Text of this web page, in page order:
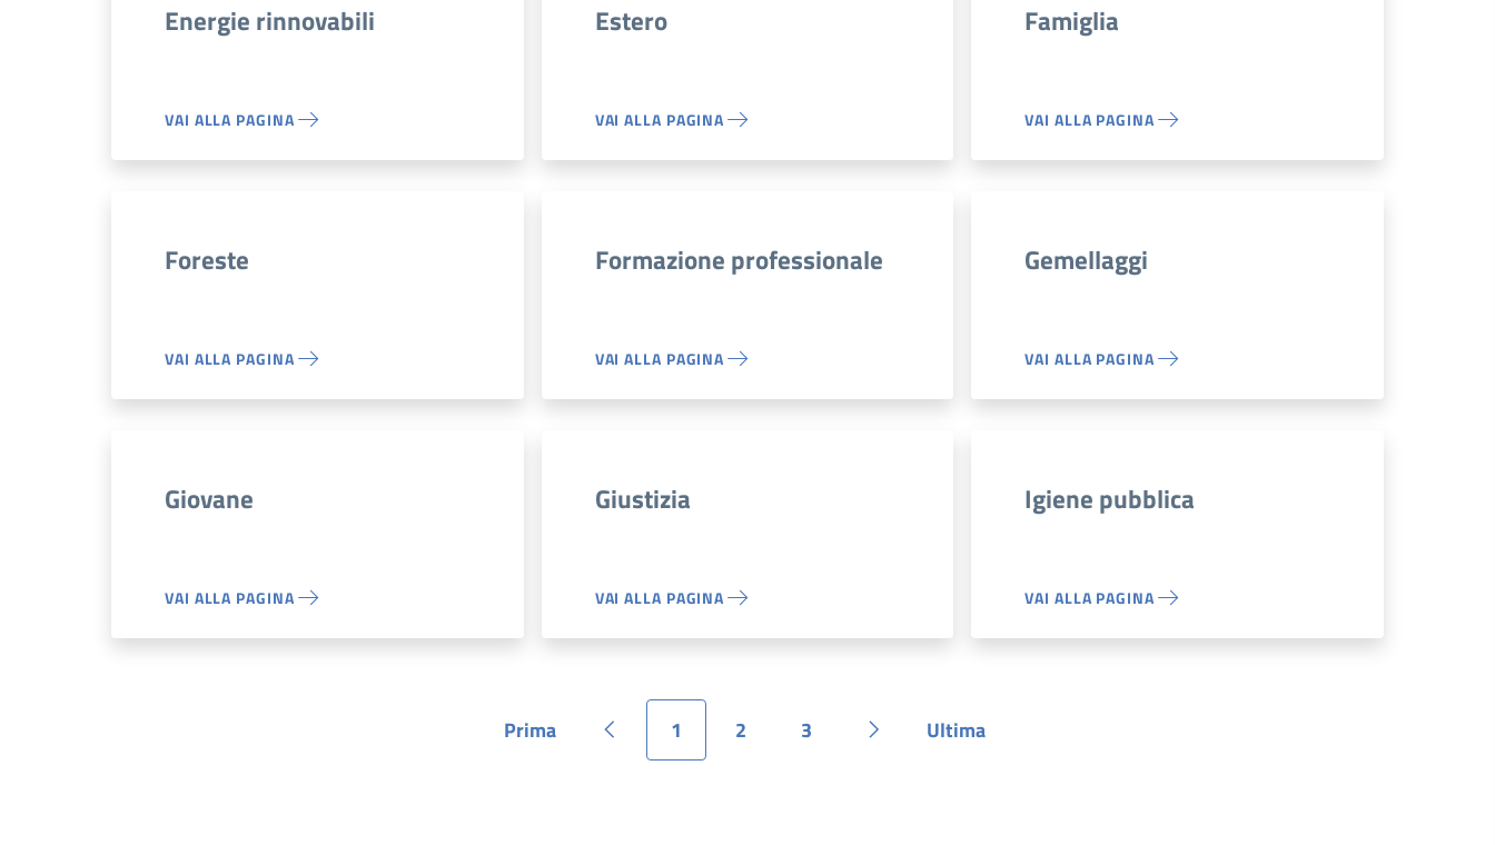
Energie rinnovabili
VAI ALLA PAGINA
Estero
VAI ALLA PAGINA
Famiglia
VAI ALLA PAGINA
Foreste
VAI ALLA PAGINA
Formazione professionale
VAI ALLA PAGINA
Gemellaggi
VAI ALLA PAGINA
Giovane
VAI ALLA PAGINA
Giustizia
VAI ALLA PAGINA
Igiene pubblica
VAI ALLA PAGINA
Pagina
Prima
Pagina precedente
Pagina
1
Pagina
2
Pagina
3
Pagina successiva
Pagina
Ultima